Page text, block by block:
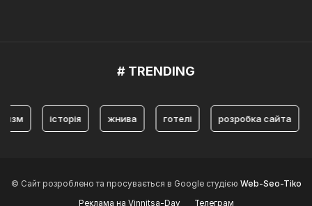
# TRENDING
історія жнива готелі розробка сайта
© Сайт розроблено та просувається в Google студією Web-Seo-Tiko
Реклама на Vinnitsa-Day
Телеграм